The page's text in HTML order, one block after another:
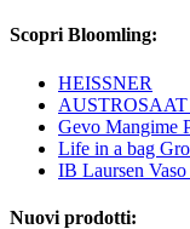
Scopri Bloomling:
HEISSNER
AUSTROSAAT
Gevo Mangime
Life in a bag
IB Laursen
Nuovi prodotti: